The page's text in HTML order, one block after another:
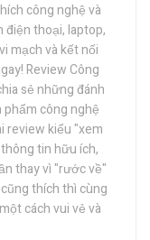
công nghệ và
điện thoại, laptop,
mạch và kết nối
Review Công
sẻ những đánh
phẩm công nghệ
review kiểu "xem
tin hữu ích,
thay vì "rước về"
thích thì cùng
cách vui vẻ và